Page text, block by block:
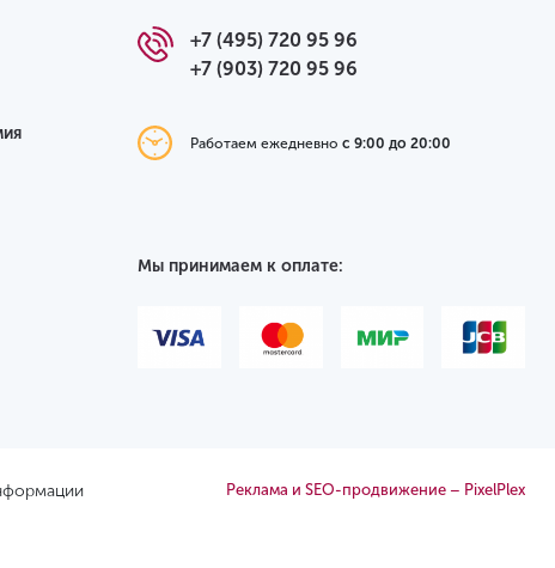
+7 (495) 720 95 96
+7 (903) 720 95 96
Работаем ежедневнос 9:00 до 20:00
Мы принимаем к оплате:
Реклама и SEO-продвижение – PixelPlex